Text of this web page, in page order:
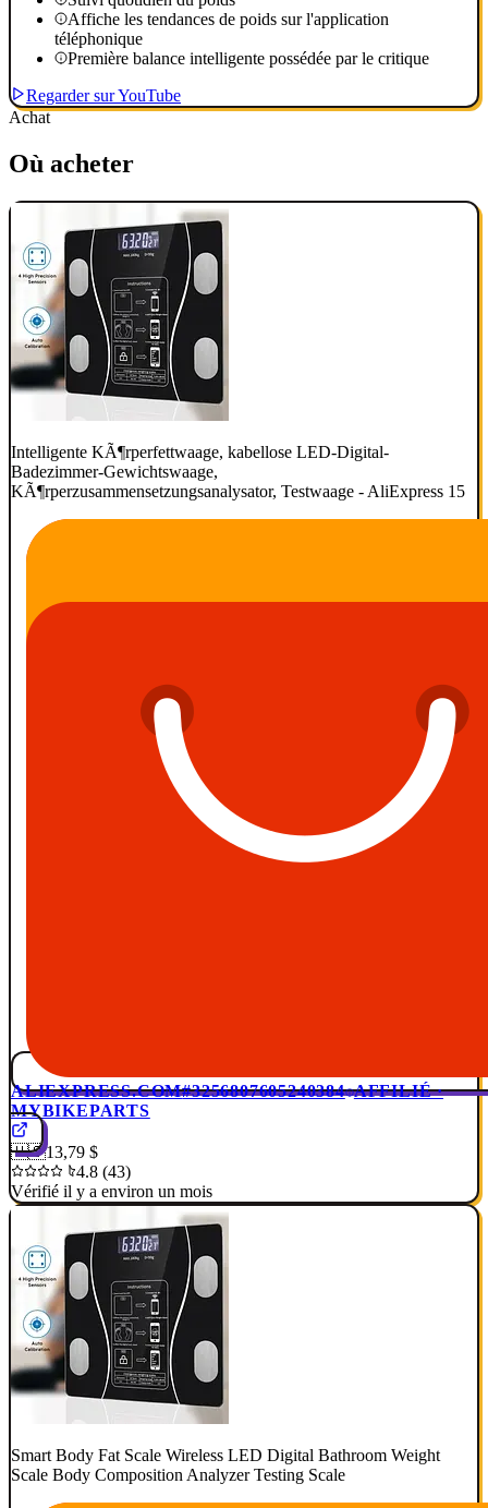
Affiche les tendances de poids sur l'application
téléphonique
Première balance intelligente possédée par le critique
Regarder sur YouTube
Achat
Où acheter
Intelligente KÃ¶rperfettwaage, kabellose LED-Digital-
Badezimmer-Gewichtswaage,
KÃ¶rperzusammensetzungsanalysator, Testwaage - AliExpress 15
ALIEXPRESS.COM#3256807605240384 AFFILIÉ ·
MYBIKEPARTS
🇺🇸13,79 $
4.8 (43)
Vérifié il y a environ un mois
Smart Body Fat Scale Wireless LED Digital Bathroom Weight
Scale Body Composition Analyzer Testing Scale